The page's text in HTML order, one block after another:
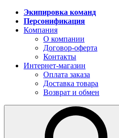
Экипировка команд
Персонификация
Компания
О компании
Договор-оферта
Контакты
Интернет-магазин
Оплата заказа
Доставка товара
Возврат и обмен